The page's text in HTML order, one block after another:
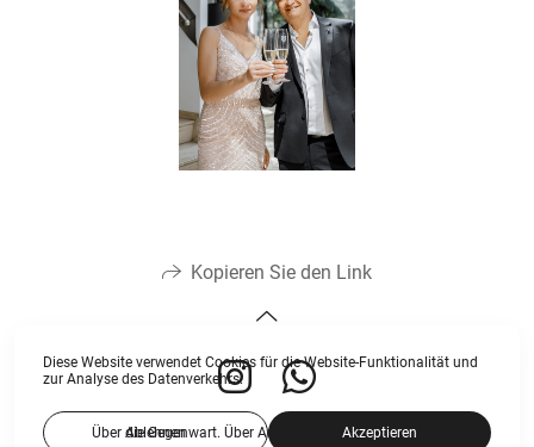
Kopieren Sie den Link
Über die Gegenwart. Über Aufrichtigkeit. Über die Liebe.
Diese Website verwendet Cookies für die Website-Funktionalität und
zur Analyse des Datenverkehrs.
Ablehnen Akzeptieren